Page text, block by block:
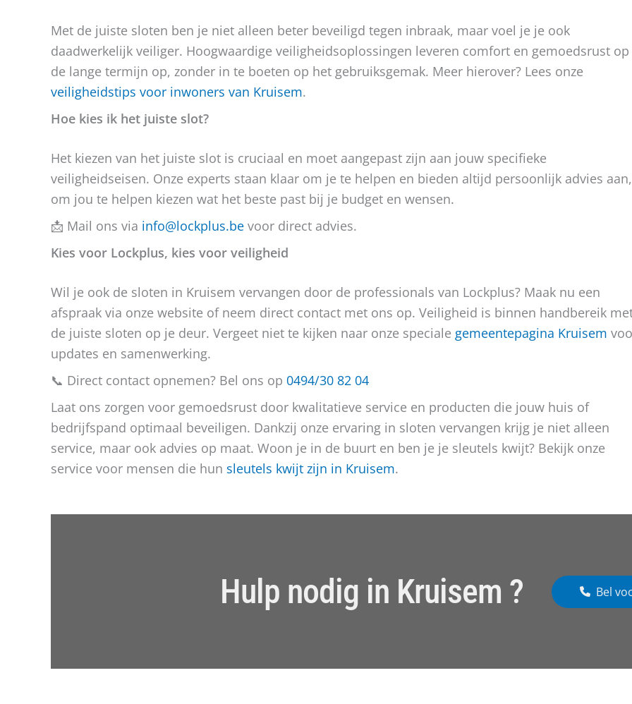
Met de juiste sloten ben je niet alleen beter beveiligd tegen inbraak, maar voel je je ook
daadwerkelijk veiliger. Hoogwaardige veiligheidsoplossingen leveren comfort en gemoedsrust op
de lange termijn op, zonder in te boeten op het gebruiksgemak. Meer hierover? Lees onze
veiligheidstips voor inwoners van Kruisem.
Hoe kies ik het juiste slot?
Het kiezen van het juiste slot is cruciaal en moet aangepast zijn aan jouw specifieke
veiligheidseisen. Onze experts staan klaar om je te helpen en bieden altijd persoonlijk advies aan,
om jou te helpen kiezen wat het beste past bij je budget en wensen.
📩 Mail ons via info@lockplus.be voor direct advies.
Kies voor Lockplus, kies voor veiligheid
Wil je ook de sloten in Kruisem vervangen door de professionals van Lockplus? Maak nu een
afspraak via onze website of neem direct contact met ons op. Veiligheid is binnen handbereik
de juiste sloten op je deur. Vergeet niet te kijken naar onze speciale gemeentepagina Kruisem
updates en samenwerking.
📞 Direct contact opnemen? Bel ons op 0494/30 82 04
Laat ons zorgen voor gemoedsrust door kwalitatieve service en producten die jouw huis of
bedrijfspand optimaal beveiligen. Dankzij onze ervaring in sloten vervangen krijg je niet alleen
service, maar ook advies op maat. Woon je in de buurt en ben je je sleutels kwijt? Bekijk onze
service voor mensen die hun sleutels kwijt zijn in Kruisem.
Hulp nodig in Kruisem ? Bel